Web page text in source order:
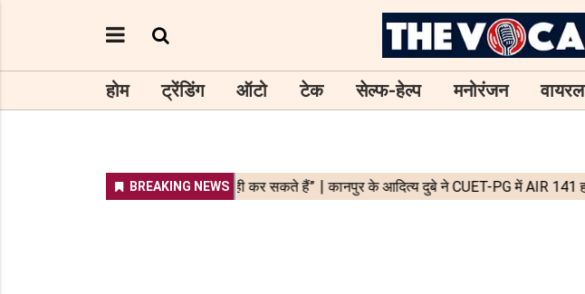
होम ट्रेंडिंग ऑटो टेक सेल्फ-हेल्प मनोरंजन वायरल